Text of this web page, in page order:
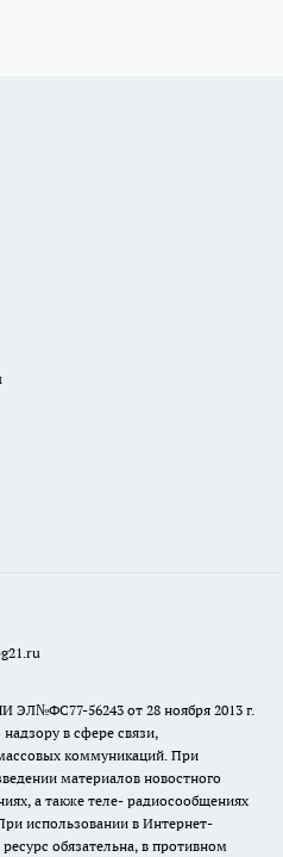
ЭЛ№ФС77-56243 от 28 ноября 2013 г.
в сфере связи,
коммуникаций. При
материалов новостного
а также теле- радиосообщениях
использовании в Интернет-
обязательна, в противном